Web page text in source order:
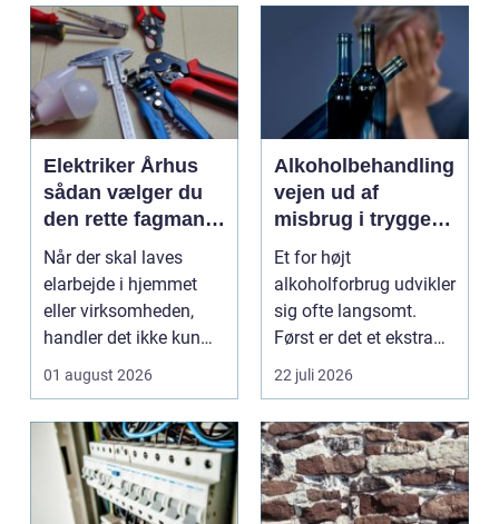
Elektriker Århus
sådan vælger du
den rette fagmand
til opgaven
Når der skal laves
elarbejde i hjemmet
eller virksomheden,
handler det ikke kun
01 august 2026
Alkoholbehandling
vejen ud af
misbrug i trygge
og professionelle
rammer
Et for højt
alkoholforbrug udvikler
sig ofte langsomt.
Først er det et ekstra
glas til weekenden,
se...
22 juli 2026